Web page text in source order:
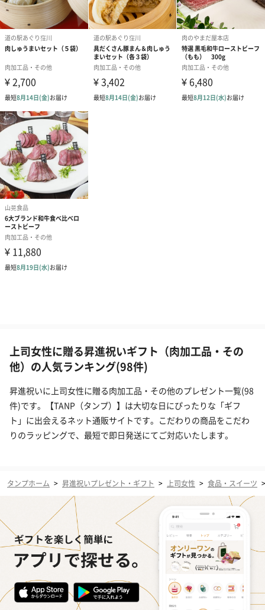
上司女性に贈る昇進祝いギフト（肉加工品・その
他）の人気ランキング(98件)
昇進祝いに上司女性に贈る肉加工品・その他のプレゼント一覧(98
件)です。【TANP（タンプ）】は大切な日にぴったりな「ギフ
ト」に出会えるネット通販サイトです。こだわりの商品をこだわ
りのラッピングで、最短で即日発送にてご対応いたします。
タンプホーム > 昇進祝いプレゼント・ギフト > 上司女性 > 食品・スイーツ